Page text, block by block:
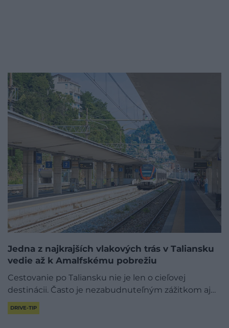
Jedna z najkrajších vlakových trás v Taliansku
vedie až k Amalfskému pobrežiu
Cestovanie po Taliansku nie je len o cieľovej
destinácii. Často je nezabudnuteľným zážitkom aj…
DRIVE-TIP